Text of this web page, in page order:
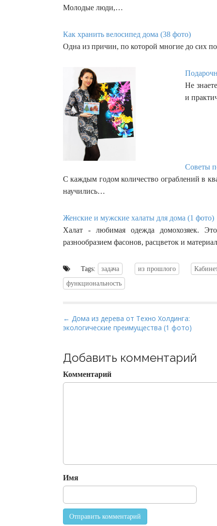
Молодые люди,…
Как хранить велосипед дома (38 фото)
Одна из причин, по которой многие до сих
Не
и
Советы
С каждым годом количество ограблений в
научились…
Женские и мужские халаты для дома (1 фото)
Халат - любимая одежда домохозяек.
разнообразием фасонов, расцветок и
Tags: задача из прошлого
функциональность
P
o
t
n
a
n
← Дома из дерева от Техно Холдинга:
экологические преимущества (1 фото)
Добавить комментарий
Комментарий
Имя